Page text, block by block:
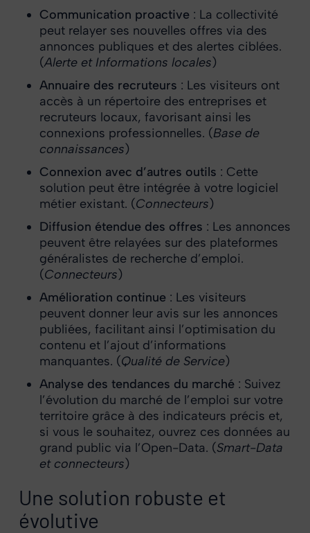
Communication proactive: La collectivité
peut relayer ses nouvelles offres via des
annonces publiques et des alertes ciblées.
(Alerte et Informations locales)
Annuaire des recruteurs : Les visiteurs ont
accès à un répertoire des entreprises et
recruteurs locaux, favorisant ainsi les
connexions professionnelles. (Base de
connaissances)
Connexion avec d’autres outils : Cette
solution peut être intégrée à votre logiciel
métier existant. (Connecteurs)
Diffusion étendue des offres : Les annonces
peuvent être relayées sur des plateformes
généralistes de recherche d’emploi.
(Connecteurs)
Amélioration continue: Les visiteurs
peuvent donner leur avis sur les annonces
publiées, facilitant ainsi l’optimisation du
contenu et l’ajout d’informations
manquantes. (Qualité de Service)
Analyse des tendances du marché: Suivez
l’évolution du marché de l’emploi sur votre
territoire grâce à des indicateurs précis et,
si vous le souhaitez, ouvrez ces données au
grand public via l’Open-Data. (Smart-Data
et connecteurs)
Une solution robuste et
évolutive